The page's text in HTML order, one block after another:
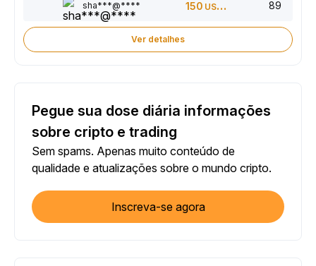
sha***@**** 150 USDT 89
Ver detalhes
Pegue sua dose diária informações
sobre cripto e trading
Sem spams. Apenas muito conteúdo de
qualidade e atualizações sobre o mundo cripto.
Inscreva-se agora